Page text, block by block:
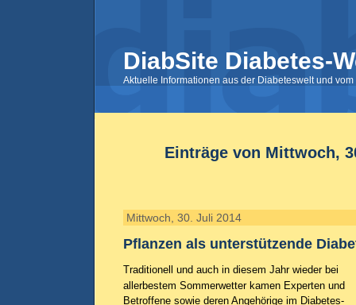
DiabSite Diabetes-
Aktuelle Informationen aus der Diabeteswelt und
Einträge von Mittwoch,
Mittwoch, 30. Juli 2014
Pflanzen als unterstützende
Traditionell und auch in diesem Jahr wieder bei
allerbestem Sommerwetter kamen Experten und
Betroffene sowie deren Angehörige im Diabetes-